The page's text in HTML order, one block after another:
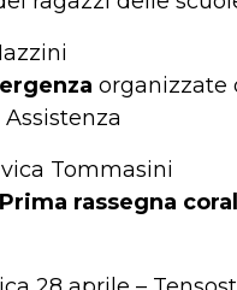
organizzate
Tommasini
rassegna